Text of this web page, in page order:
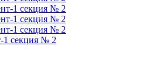
секция № 2